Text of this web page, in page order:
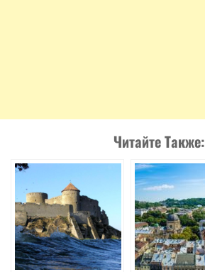
Читайте Также: